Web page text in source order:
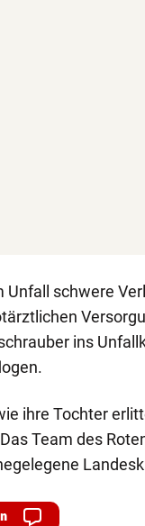
Unfall schwere
ins
ihre Tochter
Team des